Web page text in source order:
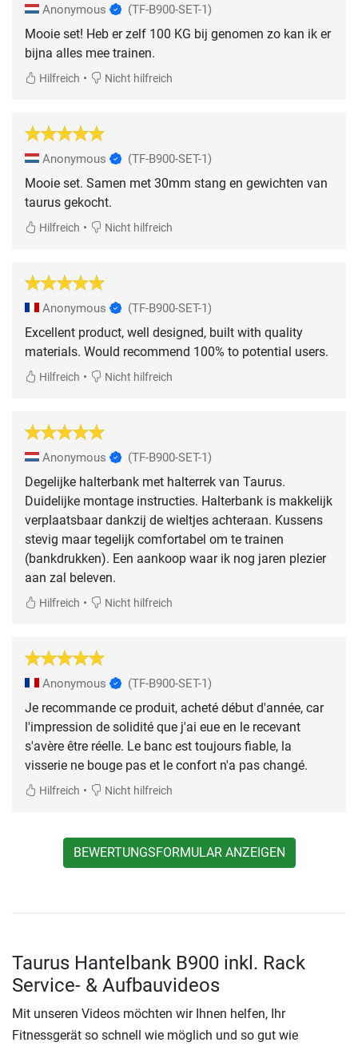
Anonymous (TF-B900-SET-1)
Mooie set! Heb er zelf 100 KG bij genomen zo kan ik er
bijna alles mee trainen.
Hilfreich • Nicht hilfreich
Anonymous (TF-B900-SET-1)
Mooie set. Samen met 30mm stang en gewichten van
taurus gekocht.
Hilfreich • Nicht hilfreich
Anonymous (TF-B900-SET-1)
Excellent product, well designed, built with quality
materials. Would recommend 100% to potential users.
Hilfreich • Nicht hilfreich
Anonymous (TF-B900-SET-1)
Degelijke halterbank met halterrek van Taurus.
Duidelijke montage instructies. Halterbank is makkelijk
verplaatsbaar dankzij de wieltjes achteraan. Kussens
stevig maar tegelijk comfortabel om te trainen
(bankdrukken). Een aankoop waar ik nog jaren plezier
aan zal beleven.
Hilfreich • Nicht hilfreich
Anonymous (TF-B900-SET-1)
Je recommande ce produit, acheté début d'année, car
l'impression de solidité que j'ai eue en le recevant
s'avère être réelle. Le banc est toujours fiable, la
visserie ne bouge pas et le confort n'a pas changé.
Hilfreich • Nicht hilfreich
BEWERTUNGSFORMULAR ANZEIGEN
Taurus Hantelbank B900 inkl. Rack
Service- & Aufbauvideos
Mit unseren Videos möchten wir Ihnen helfen, Ihr
Fitnessgerät so schnell wie möglich und so gut wie